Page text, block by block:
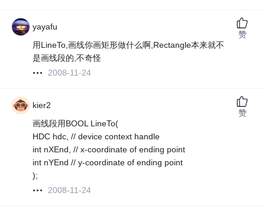
yayafu
用LineTo,画线你画矩形做什么啊,Rectangle本来就不
是画线段的,不奇怪
2008-11-24
赞
kier2
画线段用BOOL LineTo(
HDC hdc, // device context handle
int nXEnd, // x-coordinate of ending point
int nYEnd // y-coordinate of ending point
);
2008-11-24
赞